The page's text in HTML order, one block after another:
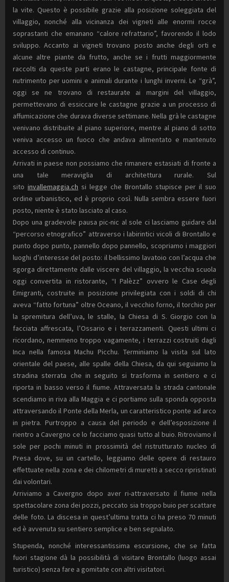
la vite. Questo è possibile grazie alla posizione soleggiata del
villaggio, nonché alla vicinanza dei vigneti alle enormi rocce
soprastanti che emanano “calore refrattario”, favorendo il lodo
sviluppo. Accanto ai vigneti trovano posto anche degli orti e
alcune altre piante da frutto, anche se i frutti maggiormente
raccolti da queste parti erano le castagne, principale fonte di
nutrimento per uomini e animali durante i lunghi inverni. Le “grà”,
oggi se ne trovano di restaurate ai margini del villaggio,
permettevano di essiccare le castagne grazie a un processo di
affumicazione che durava diverse settimane. Nella grà le castagne
venivano distribuite al piano superiore, mentre al piano di sotto
veniva accesso un fuoco che andava alimentato e mantenuto
accesso di continuo.
Arrivati in paese non possiamo che rimanere estasiati di fronte a
una tale meraviglia di architettura rurale. Sul
sito invallemaggia.ch si legge che Brontallo stupisce per il suo
ordine urbanistico, ed è proprio così. Nulla sembra essere fuori
posto, niente è stato lasciato al caso.
Dopo una gradevole pausa pic-nic al sole ci lasciamo guidare dal
“percorso etnografico” attraverso i labirintici vicoli di Brontallo e
punto dopo punto, pannello dopo pannello, scopriamo i maggiori
luoghi d’interesse del posto: il bellissimo lavatoio con l’acqua che
sgorga direttamente dalle viscere del villaggio, la vecchia scuola
oggi convertita in ristorante, “I Palèzz” ovvero le Case degli
Emigranti, costruite in posizione privilegiata con i soldi di chi
aveva “fatto fortuna” oltre Oceano, il vecchio forno, il torchio per
la spremitura dell’uva, le stalle, la Chiesa di S. Giorgio con la
facciata affrescata, l’Ossario e i terrazzamenti. Questi ultimi ci
ricordano, nemmeno troppo vagamente, i terrazzi costruiti dagli
Inca nella famosa Machu Picchu. Terminiamo la visita sul lato
orientale del paese, alle spalle della Chiesa, da qui seguiamo la
stradina sterrata che in seguito si trasforma in sentiero e ci
riporta in basso verso il fiume. Attraversata la strada cantonale
scendiamo in riva alla Maggia e ci portiamo sulla sponda opposta
attraversando il Ponte della Merla, un caratteristico ponte ad arco
in pietra. Purtroppo a causa del periodo e dell’esposizione il
rientro a Cavergno ce lo facciamo quasi tutto al buio. Ritroviamo il
sole per pochi minuti in prossimità del ristrutturato nucleo di
Presa dove, su un cartello, leggiamo delle opere di restauro
effettuate nella zona e dei chilometri di muretti a secco ripristinati
dai volontari.
Arriviamo a Cavergno dopo aver ri-attraversato il fiume nella
spettacolare zona dei pozzi, peccato sia troppo buio per scattare
delle foto. La discesa in quest’ultima tratta ci ha preso 70 minuti
ed è avvenuta su sentiero semplice e ben segnalato.
Stupenda, nonché interessantissima escursione, che se fatta
fuori stagione dà la possibilità di visitare Brontallo (luogo assai
turistico) senza fare a gomitate con altri visitatori.